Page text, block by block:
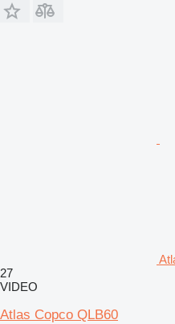
27
VIDEO
Atlas Copco QLB60